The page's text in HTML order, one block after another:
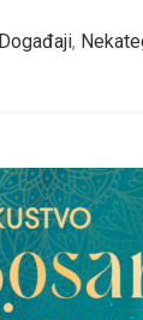
Događaji,